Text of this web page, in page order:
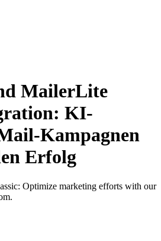
MailerLite
KI-
Kampagnen
Erfolg
Optimize marketing efforts with our